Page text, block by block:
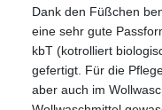
Dank den Füßchen
eine sehr gute
kbT (kotrolliert
gefertigt. Für die
aber auch im